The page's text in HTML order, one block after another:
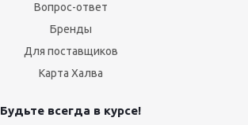
Вопрос-ответ
Бренды
Для поставщиков
Карта Халва
Будьте всегда в курсе!